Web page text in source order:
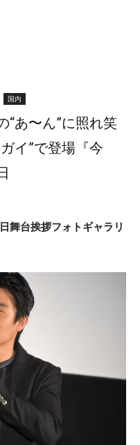
国内
“あ〜ん”に照れ笑
イ”で登場『今
舞台挨拶フォトギャラリ